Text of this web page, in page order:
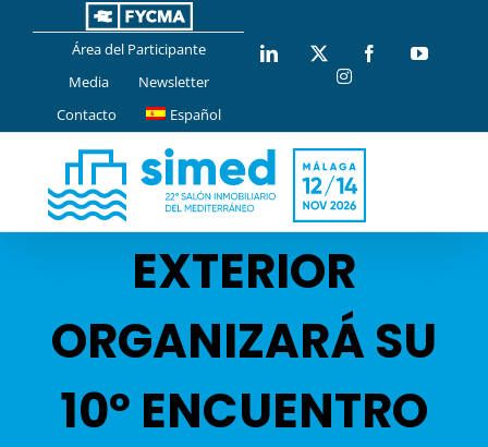
Área del Participante
Media
Newsletter
Contacto
Español
LinkedIn Facebook
Instagram
AGENCIA
ANDALUZA DE
PROMOCIÓN
EXTERIOR
ORGANIZARÁ SU
10º ENCUENTRO